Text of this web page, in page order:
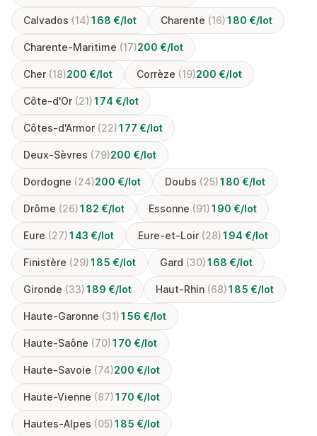
Calvados (14)168 €/lot Charente (16)180 €/lot
Charente-Maritime (17)200 €/lot
Cher (18)200 €/lot Corrèze (19)200 €/lot
Côte-d'Or (21)174 €/lot
Côtes-d'Armor (22)177 €/lot
Deux-Sèvres (79)200 €/lot
Dordogne (24)200 €/lot Doubs (25)180 €/lot
Drôme (26)182 €/lot Essonne (91)190 €/lot
Eure (27)143 €/lot Eure-et-Loir (28)194 €/lot
Finistère (29)185 €/lot Gard (30)168 €/lot
Gironde (33)189 €/lot Haut-Rhin (68)185 €/lot
Haute-Garonne (31)156 €/lot
Haute-Saône (70)170 €/lot
Haute-Savoie (74)200 €/lot
Haute-Vienne (87)170 €/lot
Hautes-Alpes (05)185 €/lot